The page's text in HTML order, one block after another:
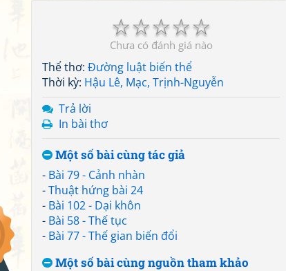
☆
☆
☆
☆
☆
Chưa có đánh giá nào
Thể thơ: Đường luật biến thể
Thời kỳ: Hậu Lê, Mạc, Trịnh-Nguyễn
Trả lời
In bài thơ
Một số bài cùng tác giả
- Bài 79 - Cảnh nhàn
-Thuật hứng bài 24
- Bài 102 - Dại khôn
- Bài 58 - Thế tục
- Bài 77 - Thế gian biến đổi
Một số bài cùng nguồn tham khảo